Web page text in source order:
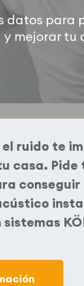
datos para
mejorar tu
ruido te
casa. Pide
conseguir